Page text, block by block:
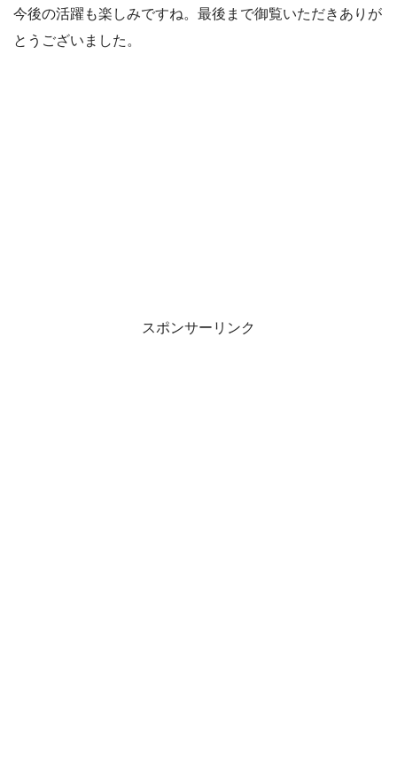
今後の活躍も楽しみですね。最後まで御覧いただきありが
とうございました。
スポンサーリンク